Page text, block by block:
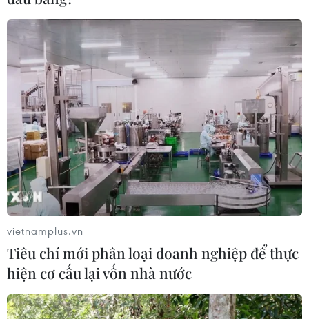
Phó Thủ tướng kiểm tra công trường Nhà
máy Thủy điện Hòa Bình mở rộng
Mưa kéo dài kèm theo địa hình giữa hai khe tụ thủy làm
vietnamplus.vn
Tiêu chí mới phân loại doanh nghiệp để thực
hiện cơ cấu lại vốn nhà nước